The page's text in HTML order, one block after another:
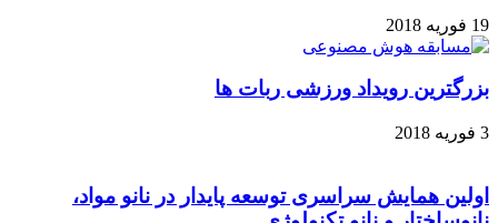
آینده
پژوهش
19 فوریه 2018
بزرگترین رویداد ورزشی ربات ها
3 فوریه 2018
اولین همایش سراسری توسعه پایدار در نانو مواد،